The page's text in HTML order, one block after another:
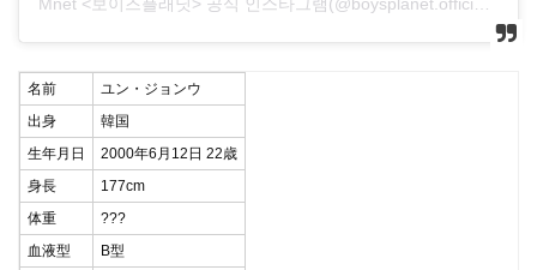
名前
ユン・ジョンウ
出身
韓国
生年月日
2000年6月12日 22歳
身長
177cm
体重
???
血液型
B型